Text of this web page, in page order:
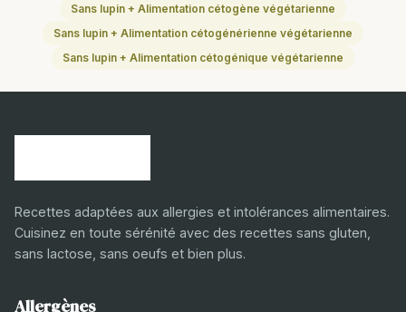
Sans lupin + Alimentation cétogène végétarienne
Sans lupin + Alimentation cétogénérienne végétarienne
Sans lupin + Alimentation cétogénique végétarienne
Recettes adaptées aux allergies et intolérances alimentaires.
Cuisinez en toute sérénité avec des recettes sans gluten,
sans lactose, sans oeufs et bien plus.
Allergènes